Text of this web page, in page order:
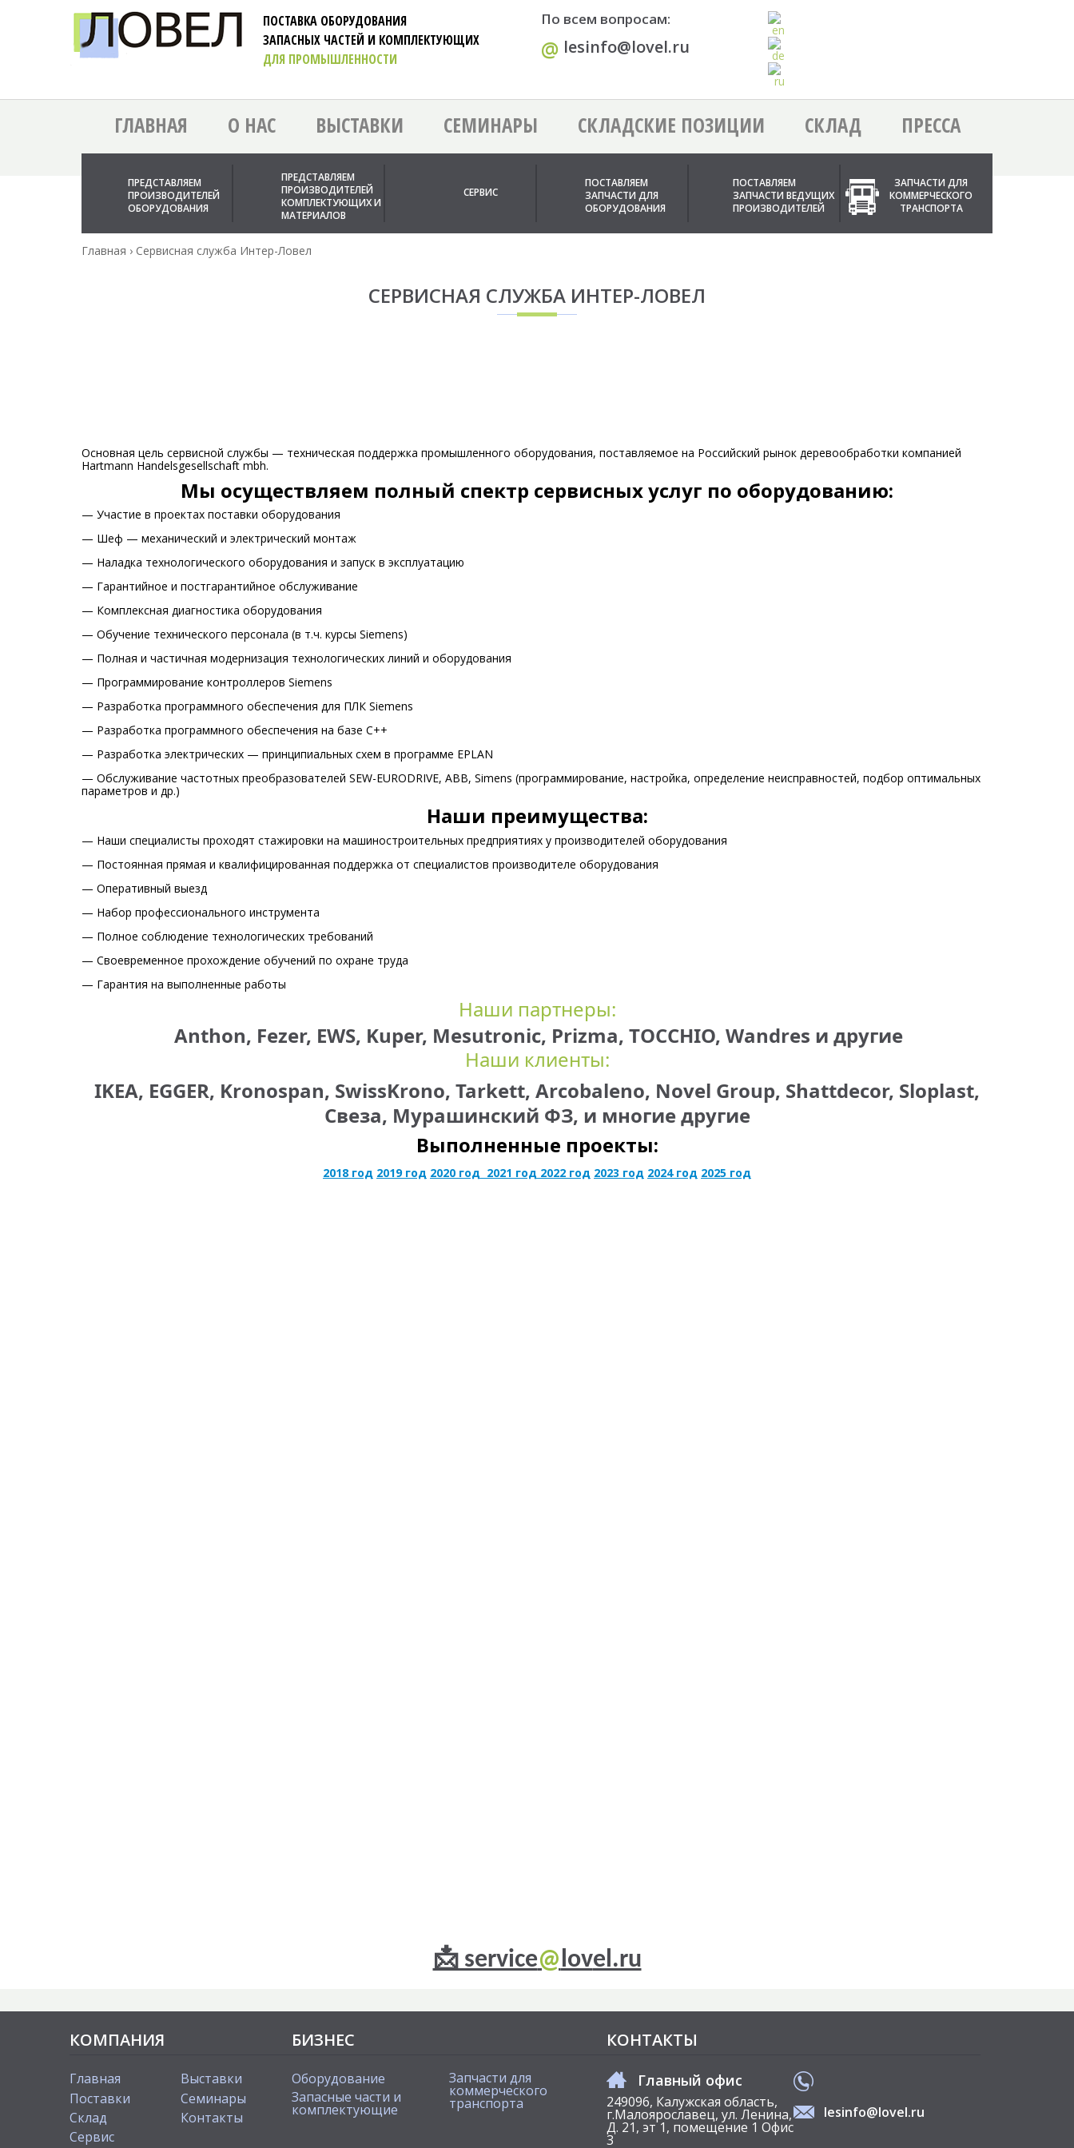
ПОСТАВКА ОБОРУДОВАНИЯ
ЗАПАСНЫХ ЧАСТЕЙ И КОМПЛЕКТУЮЩИХ
ДЛЯ ПРОМЫШЛЕННОСТИ
По всем вопросам:
@ lesinfo@lovel.ru
ГЛАВНАЯ О НАС ВЫСТАВКИ СЕМИНАРЫ СКЛАДСКИЕ ПОЗИЦИИ СКЛАД ПРЕССА
ПРЕДСТАВЛЯЕМ
ПРОИЗВОДИТЕЛЕЙ
ОБОРУДОВАНИЯ
ПРЕДСТАВЛЯЕМ
ПРОИЗВОДИТЕЛЕЙ
КОМПЛЕКТУЮЩИХ И
МАТЕРИАЛОВ
СЕРВИС
ПОСТАВЛЯЕМ
ЗАПЧАСТИ ДЛЯ
ОБОРУДОВАНИЯ
ПОСТАВЛЯЕМ
ЗАПЧАСТИ ВЕДУЩИХ
ПРОИЗВОДИТЕЛЕЙ
ЗАПЧАСТИ ДЛЯ
КОММЕРЧЕСКОГО
ТРАНСПОРТА
Главная › Сервисная служба Интер-Ловел
СЕРВИСНАЯ СЛУЖБА ИНТЕР-ЛОВЕЛ
Основная цель сервисной службы — техническая поддержка промышленного оборудования, поставляемое на Российский рынок деревообработки компанией
Hartmann Handelsgesellschaft mbh.
Мы осуществляем полный спектр сервисных услуг по оборудованию:
— Участие в проектах поставки оборудования
— Шеф — механический и электрический монтаж
— Наладка технологического оборудования и запуск в эксплуатацию
— Гарантийное и постгарантийное обслуживание
— Комплексная диагностика оборудования
— Обучение технического персонала (в т.ч. курсы Siemens)
— Полная и частичная модернизация технологических линий и оборудования
— Программирование контроллеров Siemens
— Разработка программного обеспечения для ПЛК Siemens
— Разработка программного обеспечения на базе C++
— Разработка электрических — принципиальных схем в программе EPLAN
— Обслуживание частотных преобразователей SEW-EURODRIVE, ABB, Simens (программирование, настройка, определение неисправностей, подбор оптимальных
параметров и др.)
Наши преимущества:
— Наши специалисты проходят стажировки на машиностроительных предприятиях у производителей оборудования
— Постоянная прямая и квалифицированная поддержка от специалистов производителе оборудования
— Оперативный выезд
— Набор профессионального инструмента
— Полное соблюдение технологических требований
— Своевременное прохождение обучений по охране труда
— Гарантия на выполненные работы
Наши партнеры:
Anthon, Fezer, EWS, Kuper, Mesutronic, Prizma, TOCCHIO, Wandres и другие
Наши клиенты:
IKEA, EGGER, Kronospan, SwissKrono, Tarkett, Arcobaleno, Novel Group, Shattdecor, Sloplast,
Свеза, Мурашинский ФЗ, и многие другие
Выполненные проекты:
2018 год 2019 год 2020 год 2021 год 2022 год 2023 год 2024 год 2025 год
📩 service@lovel.ru
КОМПАНИЯ
Главная
Поставки
Склад
Сервис
Выставки
Cеминары
Контакты
БИЗНЕС
Оборудование
Запасные части и
комплектующие
Запчасти для
коммерческого
транспорта
КОНТАКТЫ
Главный офис
249096, Калужская область,
г.Малоярославец, ул. Ленина,
Д. 21, эт 1, помещение 1 Офис
3
lesinfo@lovel.ru